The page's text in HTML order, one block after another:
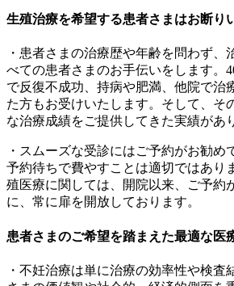
生殖治療を希望する患者さまはお断り
・患者さまの治療歴や年齢を問わず、
べての患者さまのお手伝いをします。
で反復不成功、持病や肥満、他院で治
た方もお受けいたします。そして、そ
な治療成績をご提供してきた実績があ
・スムーズな受診にはご予約がお勧め
予約待ちで費やすことは適切ではあり
殖医療に関しては、開院以来、ご予約
に、常に扉を開放しております。
患者さまのご希望を踏まえた最適な医
・不妊治療は単に治療の効率性や検査